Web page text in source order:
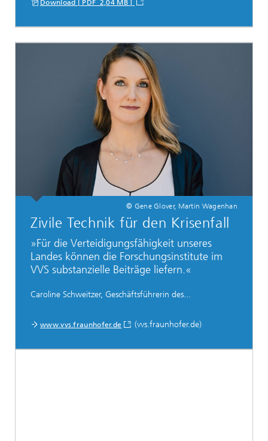
Download [ PDF 2,04 MB ]
© Gene Glover, Martin Wagenhan
Zivile Technik für den Krisenfall
»Für die Verteidigungsfähigkeit unseres
Landes können die Forschungsinstitute im
VVS substanzielle Beiträge liefern.«
Caroline Schweitzer, Geschäftsführerin des...
www.vvs.fraunhofer.de (vvs.fraunhofer.de)